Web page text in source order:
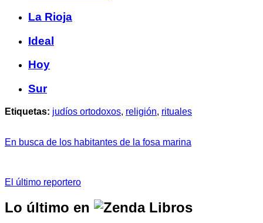
La Rioja
Ideal
Hoy
Sur
Etiquetas: judíos ortodoxos, religión, rituales
En busca de los habitantes de la fosa marina
El último reportero
Lo último en